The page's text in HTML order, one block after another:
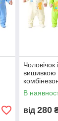
Чоловічок
вишивкою
18(62)
В
від 280